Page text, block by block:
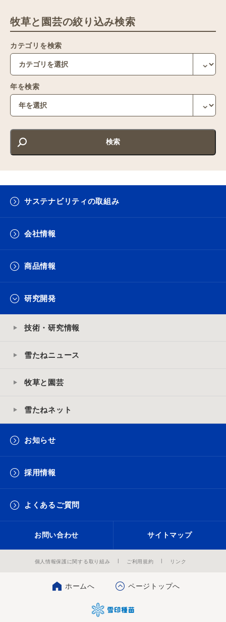
牧草と園芸の絞り込み検索
カテゴリを検索
年を検索
サステナビリティの取組み
会社情報
商品情報
研究開発
技術・研究情報
雪たねニュース
牧草と園芸
雪たねネット
お知らせ
採用情報
よくあるご質問
お問い合わせ サイトマップ
ホームへ ページトップへ
個人情報保護に関する取り組み ご利用規約 リンク